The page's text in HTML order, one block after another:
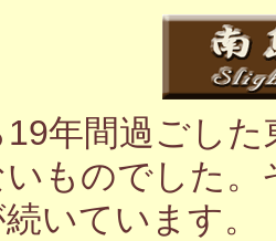
年間過ごし
ものでした
いています